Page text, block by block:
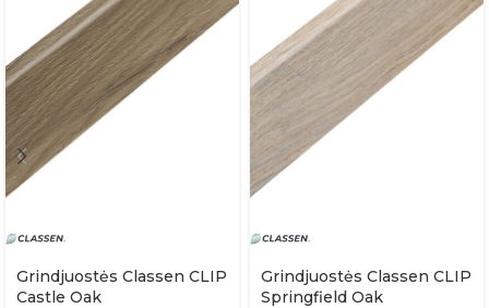
Grindjuostės Classen CLIP
Castle Oak
Grindjuostės Classen CLIP
Springfield Oak